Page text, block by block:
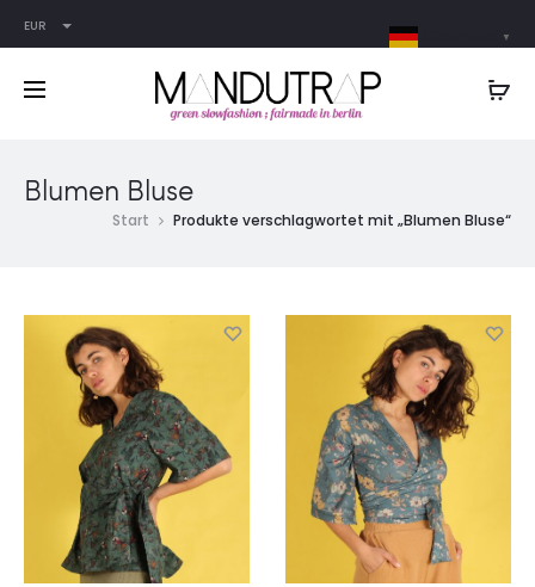
EUR
Blumen Bluse
Start Produkte verschlagwortet mit „Blumen Bluse“
▼